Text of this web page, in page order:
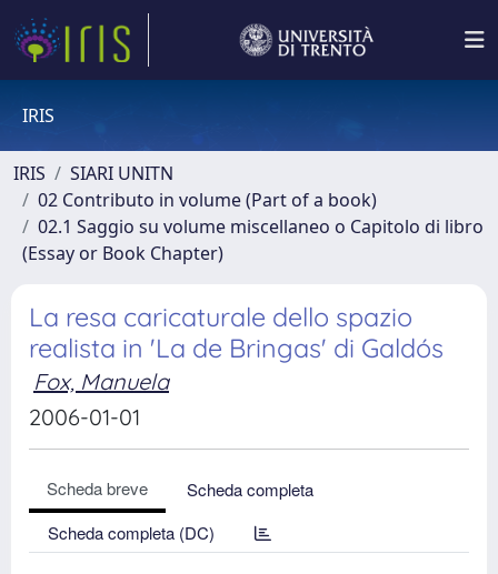
IRIS
IRIS
SIARI UNITN
02 Contributo in volume (Part of a book)
02.1 Saggio su volume miscellaneo o Capitolo di libro
(Essay or Book Chapter)
La resa caricaturale dello spazio
realista in 'La de Bringas' di Galdós
Fox, Manuela
2006-01-01
Scheda breve
Scheda completa
Scheda completa (DC)